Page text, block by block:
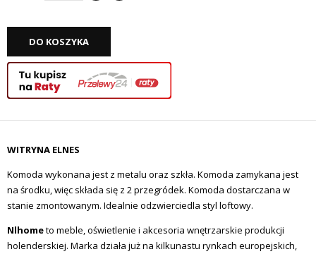
DO KOSZYKA
WITRYNA ELNES
Komoda wykonana jest z metalu oraz szkła. Komoda zamykana jest
na środku, więc składa się z 2 przegródek. Komoda dostarczana w
stanie zmontowanym. Idealnie odzwierciedla styl loftowy.
Nlhometo meble, oświetlenie i akcesoria wnętrzarskie produkcji
holenderskiej. Marka działa już na kilkunastu rynkach europejskich,